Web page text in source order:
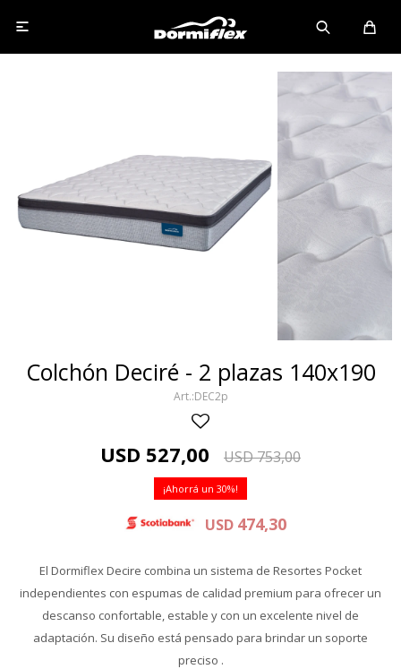

Colchón Deciré - 2 plazas 140x190
DEC2p
USD 527,00 USD753,00
30
USD 474,30
El Dormiflex Decire combina un sistema de Resortes Pocket
independientes con espumas de calidad premium para ofrecer un
descanso confortable, estable y con un excelente nivel de
adaptación. Su diseño está pensado para brindar un soporte
preciso .